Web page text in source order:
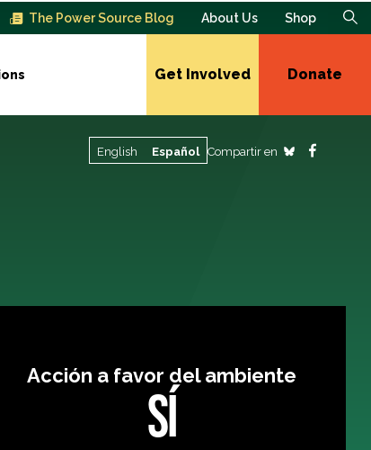
The Power Source Blog About Us Shop
Get Involved Donate
English Español Compartir en
Acción a favor del ambiente
SÍ